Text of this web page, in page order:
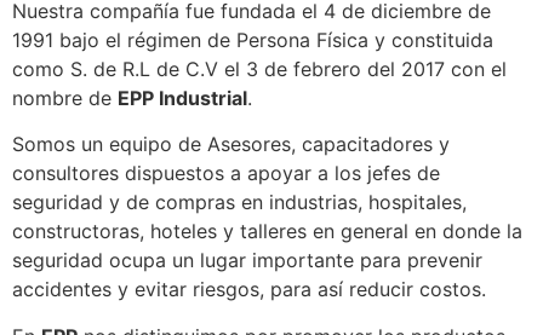
Nuestra compañía fue fundada el 4 de diciembre de
1991 bajo el régimen de Persona Física y constituida
como S. de R.L de C.V el 3 de febrero del 2017 con el
nombre de EPP Industrial.
Somos un equipo de Asesores, capacitadores y
consultores dispuestos a apoyar a los jefes de
seguridad y de compras en industrias, hospitales,
constructoras, hoteles y talleres en general en donde la
seguridad ocupa un lugar importante para prevenir
accidentes y evitar riesgos, para así reducir costos.